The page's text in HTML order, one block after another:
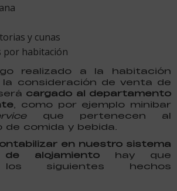
y cunas
por habitación
realizado a la habitación
consideración de venta de
cargado al departamento
, como por ejemplo minibar
que pertenecen al
comida y bebida.
en nuestro sistema
alojamiento hay que
los siguientes hechos